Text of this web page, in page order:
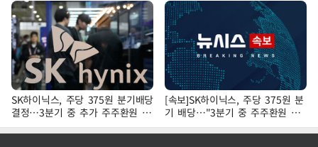
SK하이닉스, 주당 375원 분기배당
결정…3분기 중 추가 주주환원 발
표
[속보]SK하이닉스, 주당 375원 분
기 배당…"3분기 중 주주환원 방
안 확정"